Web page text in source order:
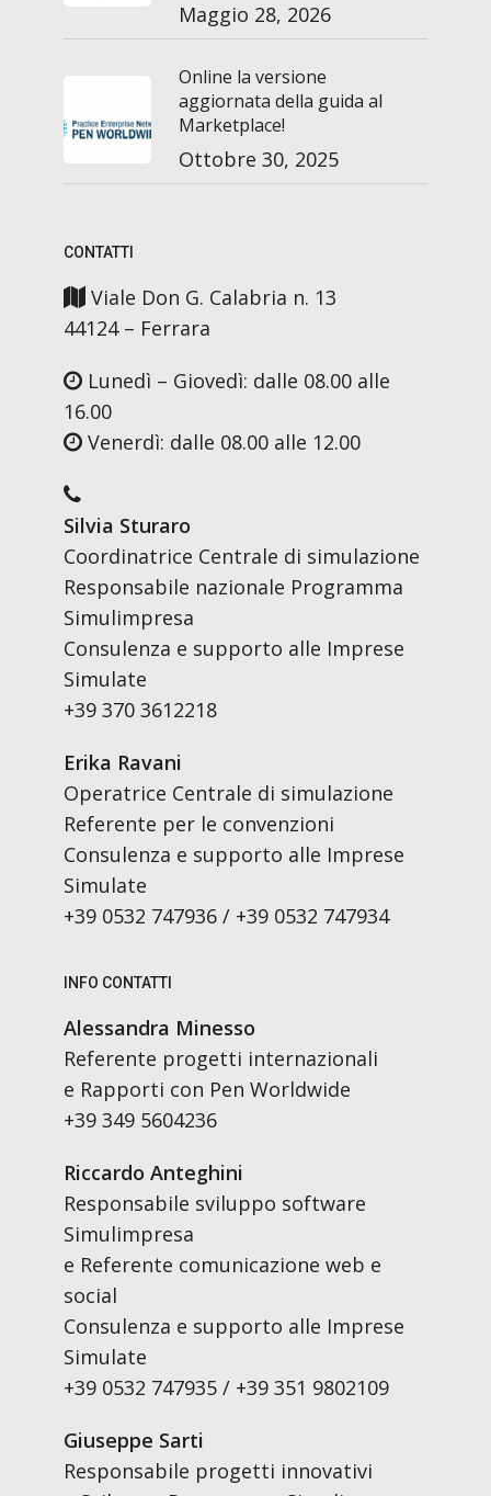
Maggio 28, 2026
Online la versione
aggiornata della guida al
Marketplace!
Ottobre 30, 2025
CONTATTI
Viale Don G. Calabria n. 13
44124 – Ferrara
Lunedì – Giovedì: dalle 08.00 alle
16.00
Venerdì: dalle 08.00 alle 12.00
Silvia Sturaro
Coordinatrice Centrale di simulazione
Responsabile nazionale Programma
Simulimpresa
Consulenza e supporto alle Imprese
Simulate
+39 370 3612218
Erika Ravani
Operatrice Centrale di simulazione
Referente per le convenzioni
Consulenza e supporto alle Imprese
Simulate
+39 0532 747936 / +39 0532 747934
INFO CONTATTI
Alessandra Minesso
Referente progetti internazionali
e Rapporti con Pen Worldwide
+39 349 5604236
Riccardo Anteghini
Responsabile sviluppo software
Simulimpresa
e Referente comunicazione web e
social
Consulenza e supporto alle Imprese
Simulate
+39 0532 747935 / +39 351 9802109
Giuseppe Sarti
Responsabile progetti innovativi